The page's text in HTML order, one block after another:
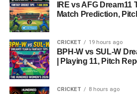
IRE vs AFG Dream11
Match Prediction,
CRICKET 19 hours ago
BPH-W vs SUL-W
| Playing 11, Pitch
CRICKET 8 hours ago